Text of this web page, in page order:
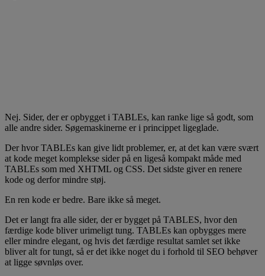
Nej. Sider, der er opbygget i TABLEs, kan ranke lige så godt, som
alle andre sider. Søgemaskinerne er i princippet ligeglade.
Der hvor TABLEs kan give lidt problemer, er, at det kan være svært
at kode meget komplekse sider på en ligeså kompakt måde med
TABLEs som med XHTML og CSS. Det sidste giver en renere
kode og derfor mindre støj.
En ren kode er bedre. Bare ikke så meget.
Det er langt fra alle sider, der er bygget på TABLES, hvor den
færdige kode bliver urimeligt tung. TABLEs kan opbygges mere
eller mindre elegant, og hvis det færdige resultat samlet set ikke
bliver alt for tungt, så er det ikke noget du i forhold til SEO behøver
at ligge søvnløs over.